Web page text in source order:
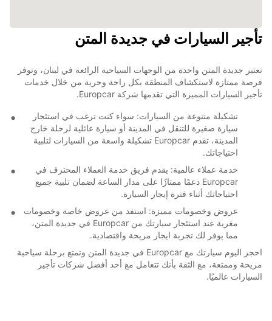
تأجير السيارات في جديدة المتن
تعتبر جديدة المتن واحدة من الوجهات السياحية الرائعة في لبنان، وتوفر
فرصة ممتازة لاستكشاف المنطقة بكل راحة وحرية من خلال خدمات
تأجير السيارات المميزة التي تقدمها شركة Europcar.
تشكيلة متنوعة من السيارات: سواء كنت ترغب في استئجار
سيارة صغيرة للتنقل في المدينة أو سيارة عائلية لرحلة خارج
المدينة، تقدم Europcar تشكيلة واسعة من السيارات لتلبية
احتياجاتك.
خدمة عملاء عالمية: يقدم فريق خدمة العملاء المحترف في
Europcar دعمًا ممتازًا على مدار الساعة لضمان تلبية جميع
احتياجاتك أثناء فترة إيجار السيارة.
عروض وخصومات مميزة: استفد من عروض خاصة وخصومات
مغرية عند استئجار سيارتك من Europcar في جديدة المتن،
مما يوفر لك تجربة ايجار مريحة واقتصادية.
احجز اليوم سيارتك مع Europcar في جديدة المتن وتمتع برحلة سياحية
مريحة وممتعة، مع الثقة بأنك تتعامل مع أحد أفضل شركات تأجير
السيارات عالميًا.